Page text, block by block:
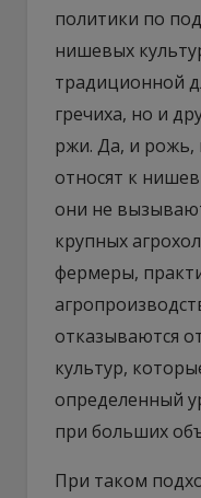
политики по
нишевых
традиционной
гречиха, но и
ржи. Да, и рожь,
относят к
они не
крупных
фермеры,
отказываются
культур,
определенный
при больших
При таком